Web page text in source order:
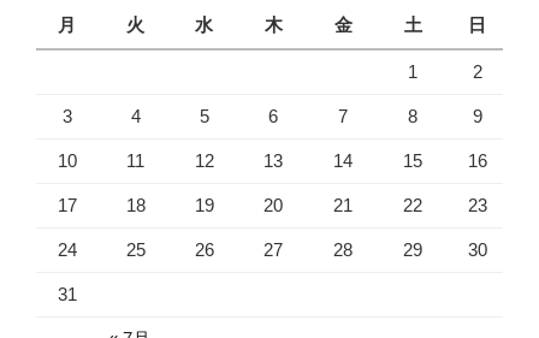
月
火 水 木 金 土 日
1 2
3 4 5 6 7 8 9
10 11 12 13 14 15 16
17 18 19 20 21 22 23
24 25 26 27 28 29 30
31